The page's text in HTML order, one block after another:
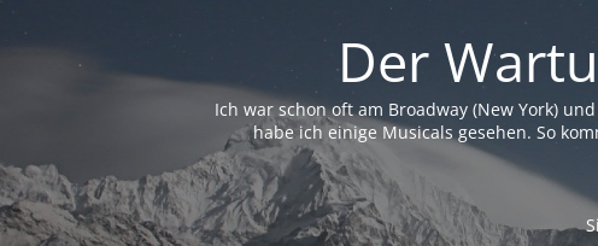
Der
Ich war schon oft am Broadway (New York)
habe ich einige Musicals gesehen. So